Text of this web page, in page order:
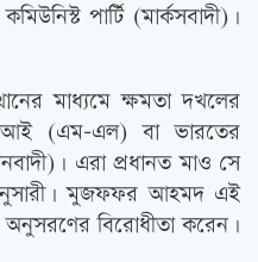
পার্টি (মার্কসবাদী)।
মাধ্যমে ক্ষমতা দখলের
(এম-এল) বা ভারতের
এরা প্রধানত মাও সে
মুজফফর আহমদ এই
বিরোধীতা করেন।